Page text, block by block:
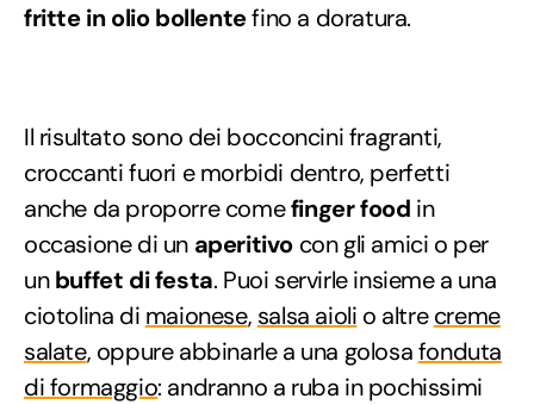
fritte in olio bollentefino a doratura.
Il risultato sono dei bocconcini fragranti,
croccanti fuori e morbidi dentro, perfetti
anche da proporre comefinger food in
occasione di un aperitivo con gli amici o per
unbuffet di festa. Puoi servirle insieme a una
ciotolina di maionese, salsa aioli o altrecreme
salate, oppure abbinarle a una golosafonduta
di formaggio: andranno a ruba in pochissimi